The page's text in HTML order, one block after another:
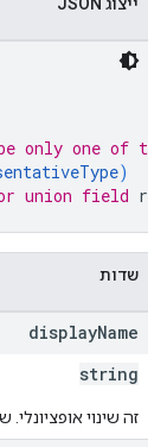
only one of
)
union field
שדות
displayName
string
זה שינוי אופציונלי.